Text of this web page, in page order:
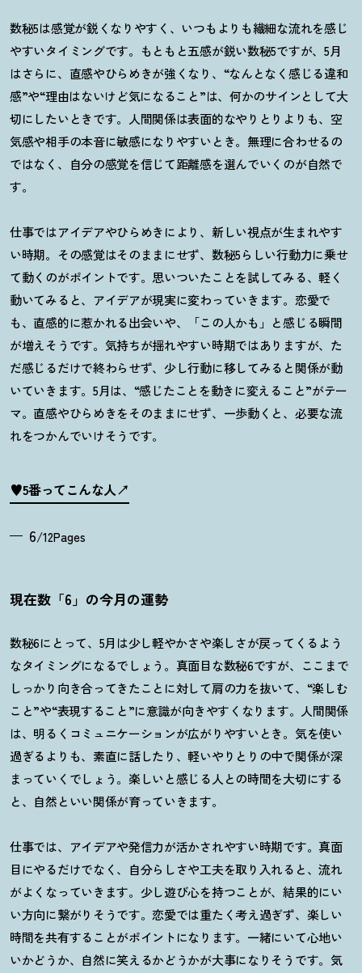
数秘5は感覚が鋭くなりやすく、いつもよりも繊細な流れを感じ
やすいタイミングです。もともと五感が鋭い数秘5ですが、5月
はさらに、直感やひらめきが強くなり、“なんとなく感じる違和
感”や“理由はないけど気になること”は、何かのサインとして大
切にしたいときです。人間関係は表面的なやりとりよりも、空
気感や相手の本音に敏感になりやすいとき。無理に合わせるの
ではなく、自分の感覚を信じて距離感を選んでいくのが自然で
す。
仕事ではアイデアやひらめきにより、新しい視点が生まれやす
い時期。その感覚はそのままにせず、数秘5らしい行動力に乗せ
て動くのがポイントです。思いついたことを試してみる、軽く
動いてみると、アイデアが現実に変わっていきます。恋愛で
も、直感的に惹かれる出会いや、「この人かも」と感じる瞬間
が増えそうです。気持ちが揺れやすい時期ではありますが、た
だ感じるだけで終わらせず、少し行動に移してみると関係が動
いていきます。 5月は、 “感じたことを動きに変えること”がテー
マ。直感やひらめきをそのままにせず、一歩動くと、必要な流
れをつかんでいけそうです。
♥5番ってこんな人
6/12Pages
現在数「6」の今月の運勢
数秘6にとって、5月は少し軽やかさや楽しさが戻ってくるよう
なタイミングになるでしょう。真面目な数秘6ですが、ここまで
しっかり向き合ってきたことに対して肩の力を抜いて、“楽しむ
こと”や“表現すること”に意識が向きやすくなります。人間関係
は、明るくコミュニケーションが広がりやすいとき。気を使い
過ぎるよりも、素直に話したり、軽いやりとりの中で関係が深
まっていくでしょう。楽しいと感じる人との時間を大切にする
と、自然といい関係が育っていきます。
仕事では、アイデアや発信力が活かされやすい時期です。真面
目にやるだけでなく、自分らしさや工夫を取り入れると、流れ
がよくなっていきます。少し遊び心を持つことが、結果的にい
い方向に繋がりそうです。恋愛では重たく考え過ぎず、楽しい
時間を共有することがポイントになります。一緒にいて心地い
いかどうか、自然に笑えるかどうかが大事になりそうです。気